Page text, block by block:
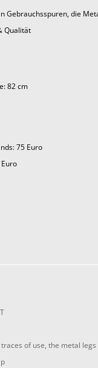
Gebrauchsspuren, die
Qualität
82 cm
75 Euro
of use, the metal